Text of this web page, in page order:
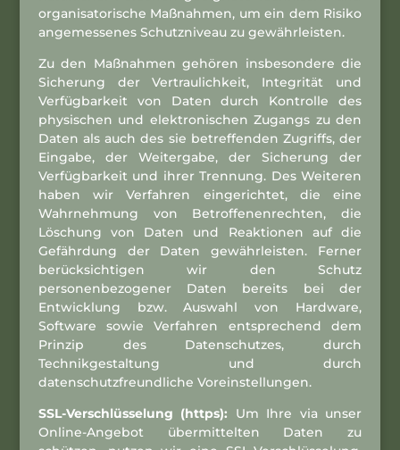
organisatorische Maßnahmen, um ein dem Risiko
angemessenes Schutzniveau zu gewährleisten.
Zu den Maßnahmen gehören insbesondere die
Sicherung der Vertraulichkeit, Integrität und
Verfügbarkeit von Daten durch Kontrolle des
physischen und elektronischen Zugangs zu den
Daten als auch des sie betreffenden Zugriffs, der
Eingabe, der Weitergabe, der Sicherung der
Verfügbarkeit und ihrer Trennung. Des Weiteren
haben wir Verfahren eingerichtet, die eine
Wahrnehmung von Betroffenenrechten, die
Löschung von Daten und Reaktionen auf die
Gefährdung der Daten gewährleisten. Ferner
berücksichtigen wir den Schutz
personenbezogener Daten bereits bei der
Entwicklung bzw. Auswahl von Hardware,
Software sowie Verfahren entsprechend dem
Prinzip des Datenschutzes, durch
Technikgestaltung und durch
datenschutzfreundliche Voreinstellungen.
SSL-Verschlüsselung (https):
Um Ihre via unser
Online-Angebot übermittelten Daten zu